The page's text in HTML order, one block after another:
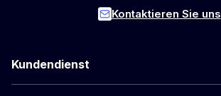
Kontaktieren Sie uns
Kundendienst